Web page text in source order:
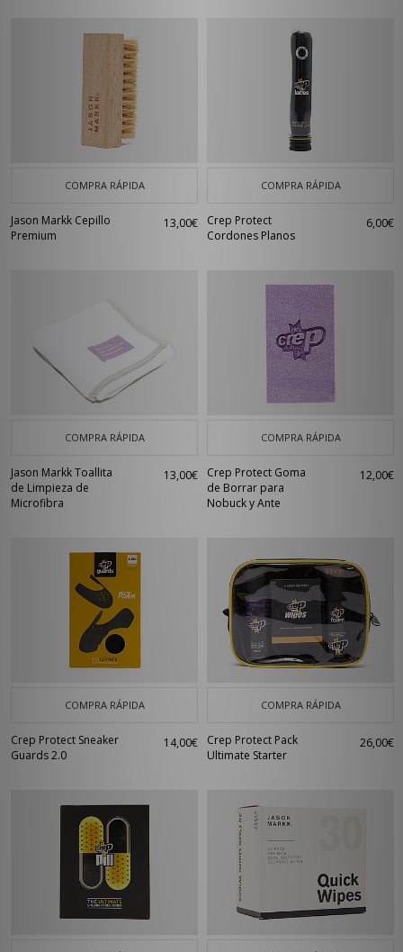
COMPRA RÁPIDA
Jason Markk Cepillo
Premium
13,00€
COMPRA RÁPIDA
Crep Protect
Cordones Planos
6,00€
COMPRA RÁPIDA
Jason Markk Toallita
de Limpieza de
Microfibra
13,00€
COMPRA RÁPIDA
Crep Protect Goma
de Borrar para
Nobuck y Ante
12,00€
COMPRA RÁPIDA
Crep Protect Sneaker
Guards 2.0
14,00€
COMPRA RÁPIDA
Crep Protect Pack
Ultimate Starter
26,00€